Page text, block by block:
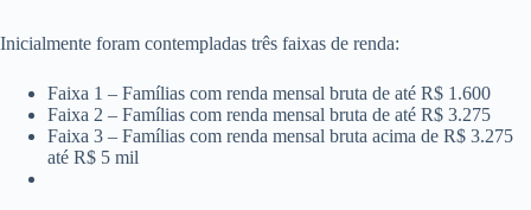
Inicialmente foram contempladas três faixas de renda:
Faixa 1 – Famílias com renda mensal bruta de até R$ 1.600
Faixa 2 – Famílias com renda mensal bruta de até R$ 3.275
Faixa 3 – Famílias com renda mensal bruta acima de R$ 3.275
até R$ 5 mil